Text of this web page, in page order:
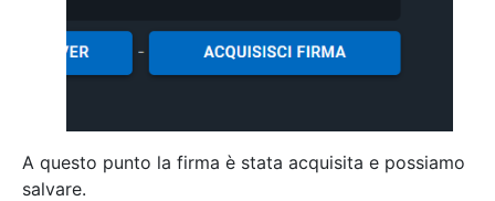
A questo punto la firma è stata acquisita e possiamo
salvare.